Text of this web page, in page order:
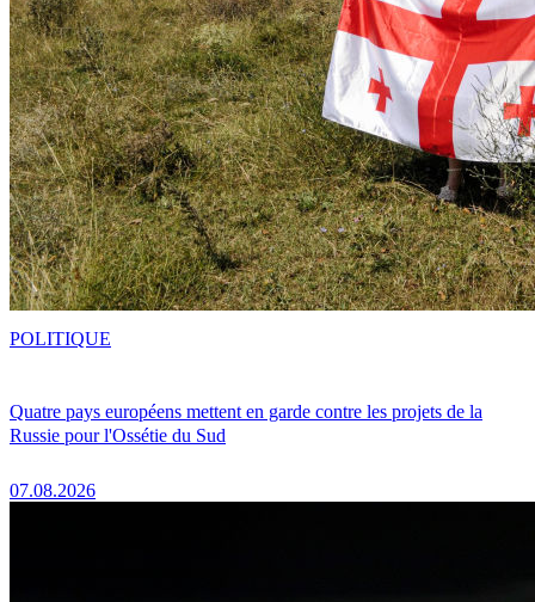
Quatre pays européens mettent en garde contre les projets de la
Russie pour l'Ossétie du Sud
07.08.2026
POLITIQUE